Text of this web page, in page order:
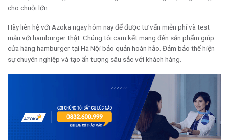
cho chuỗi lớn.
Hãy liên hệ với Azoka ngay hôm nay để được tư vấn miễn phí và test
mẫu với hamburger thật. Chúng tôi cam kết mang đến sản phẩm giúp
cửa hàng hamburger tại Hà Nội bảo quản hoàn hảo. Đảm bảo thể hiện
sự chuyên nghiệp và tạo ấn tượng sâu sắc với khách hàng.